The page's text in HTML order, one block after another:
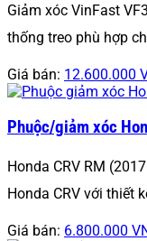
Giảm xóc VinFast
thống treo phù hợp
Giá bán: 12.600.000
Phuộc/giảm xóc
Honda CRV RM
Honda CRV với thiết
Giá bán: 6.800.000